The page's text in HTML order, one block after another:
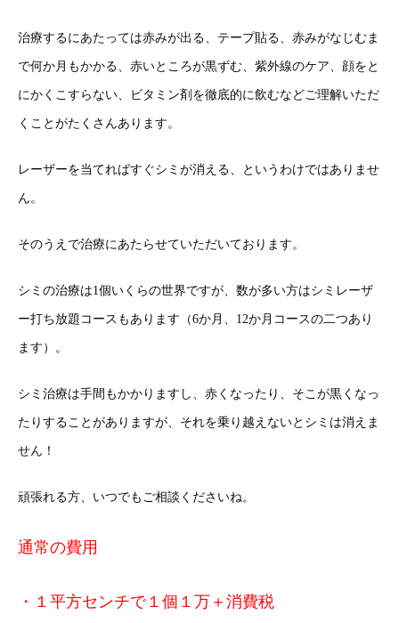
治療するにあたっては赤みが出る、テープ貼る、赤みがなじむま
で何か月もかかる、赤いところが黒ずむ、紫外線のケア、顔をと
にかくこすらない、ビタミン剤を徹底的に飲むなどご理解いただ
くことがたくさんあります。
レーザーを当てればすぐシミが消える、というわけではありませ
ん。
そのうえで治療にあたらせていただいております。
シミの治療は1個いくらの世界ですが、数が多い方はシミレーザ
ー打ち放題コースもあります（6か月、12か月コースの二つあり
ます）。
シミ治療は手間もかかりますし、赤くなったり、そこが黒くなっ
たりすることがありますが、それを乗り越えないとシミは消えま
せん！
頑張れる方、いつでもご相談くださいね。
通常の費用
・１平方センチで１個１万＋消費税